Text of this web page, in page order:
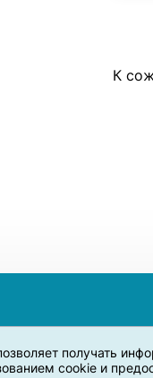
получать
cookie и
К